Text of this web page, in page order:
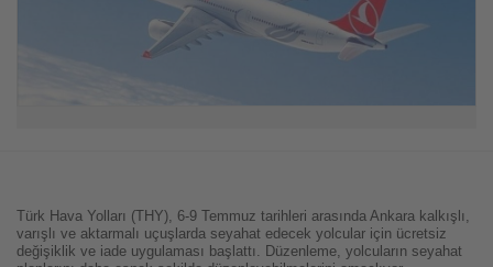
Türk Hava Yolları (THY), 6-9 Temmuz tarihleri arasında Ankara kalkışlı,
varışlı ve aktarmalı uçuşlarda seyahat edecek yolcular için ücretsiz
değişiklik ve iade uygulaması başlattı. Düzenleme, yolcuların seyahat